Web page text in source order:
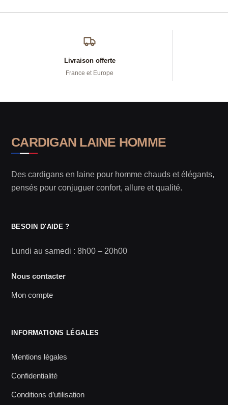
Livraison offerte
France et Europe
CARDIGAN LAINE HOMME
Des cardigans en laine pour homme chauds et élégants,
pensés pour conjuguer confort, allure et qualité.
BESOIN D'AIDE ?
Lundi au samedi : 8h00 – 20h00
Nous contacter
Mon compte
INFORMATIONS LÉGALES
Mentions légales
Confidentialité
Conditions d’utilisation